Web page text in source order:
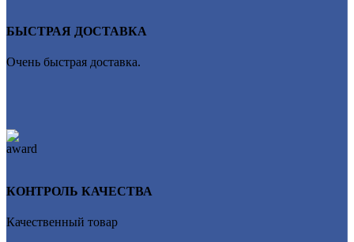
БЫСТРАЯ ДОСТАВКА
Очень быстрая доставка.
КОНТРОЛЬ КАЧЕСТВА
Качественный товар